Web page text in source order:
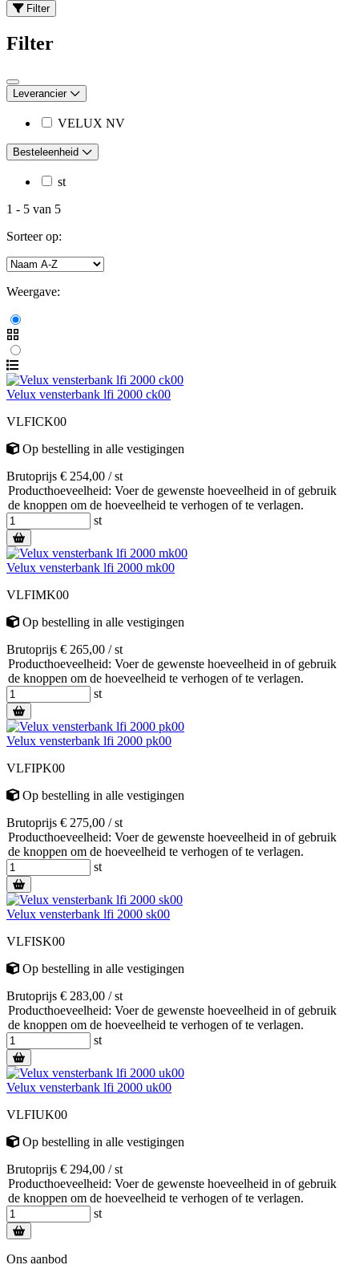
Filter
Filter
Leverancier
VELUX NV
Besteleenheid
st
1 - 5 van 5
Sorteer op:
Weergave:
Velux vensterbank lfi 2000 ck00
VLFICK00
Op bestelling in alle vestigingen
Brutoprijs € 254,00 / st
Producthoeveelheid: Voer de gewenste hoeveelheid in of gebruik
de knoppen om de hoeveelheid te verhogen of te verlagen.
st
Velux vensterbank lfi 2000 mk00
VLFIMK00
Op bestelling in alle vestigingen
Brutoprijs € 265,00 / st
Producthoeveelheid: Voer de gewenste hoeveelheid in of gebruik
de knoppen om de hoeveelheid te verhogen of te verlagen.
st
Velux vensterbank lfi 2000 pk00
VLFIPK00
Op bestelling in alle vestigingen
Brutoprijs € 275,00 / st
Producthoeveelheid: Voer de gewenste hoeveelheid in of gebruik
de knoppen om de hoeveelheid te verhogen of te verlagen.
st
Velux vensterbank lfi 2000 sk00
VLFISK00
Op bestelling in alle vestigingen
Brutoprijs € 283,00 / st
Producthoeveelheid: Voer de gewenste hoeveelheid in of gebruik
de knoppen om de hoeveelheid te verhogen of te verlagen.
st
Velux vensterbank lfi 2000 uk00
VLFIUK00
Op bestelling in alle vestigingen
Brutoprijs € 294,00 / st
Producthoeveelheid: Voer de gewenste hoeveelheid in of gebruik
de knoppen om de hoeveelheid te verhogen of te verlagen.
st
Ons aanbod